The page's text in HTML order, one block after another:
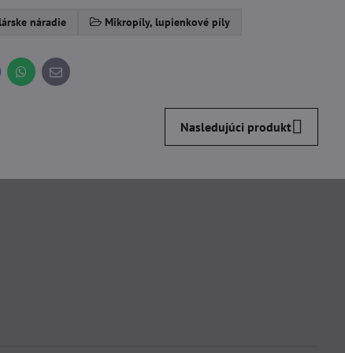
náradie Mikropíly, lupienkové píly
WhatsApp
E-
mail
Nasledujúci produkt